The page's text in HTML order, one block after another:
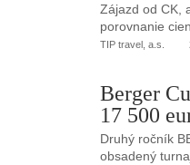
Zájazd od CK,
porovnanie
TIP travel, a.s.
Berger
17 500
Druhý ročník
obsadený